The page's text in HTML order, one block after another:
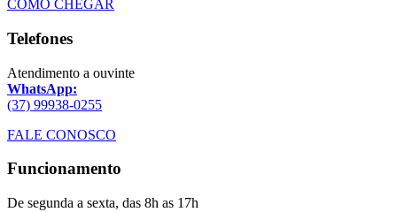
COMO CHEGAR
Telefones
Atendimento a ouvinte
WhatsApp:
(37) 99938-0255
FALE CONOSCO
Funcionamento
De segunda a sexta, das 8h as 17h